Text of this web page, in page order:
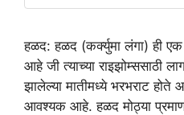
हळद: हळद (कर्क्युमा लंगा) ही
आहे जी त्याच्या राइझोम्ससाठी
झालेल्या मातीमध्ये भरभराट होते
आवश्यक आहे. हळद मोठ्या